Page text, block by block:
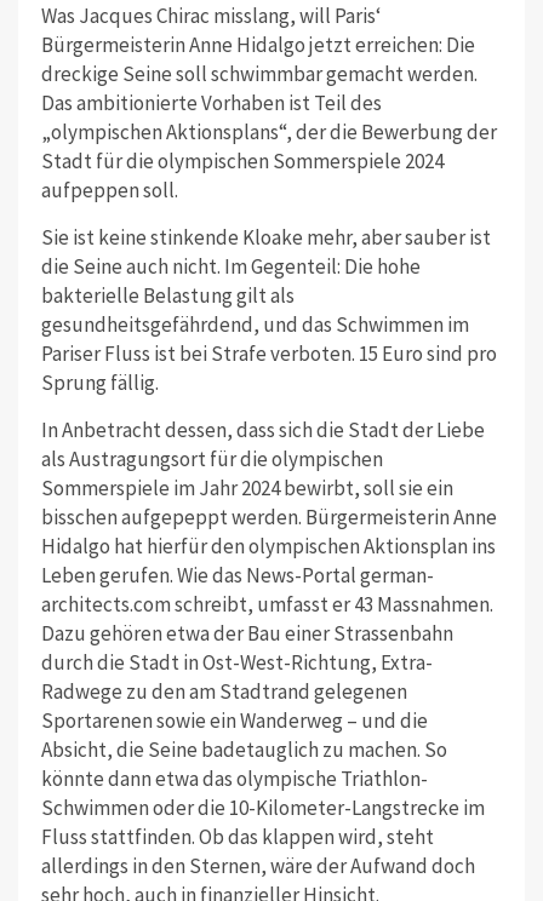
Was Jacques Chirac misslang, will Paris‘
Bürgermeisterin Anne Hidalgo jetzt erreichen: Die
dreckige Seine soll schwimmbar gemacht werden.
Das ambitionierte Vorhaben ist Teil des
„olympischen Aktionsplans“, der die Bewerbung der
Stadt für die olympischen Sommerspiele 2024
aufpeppen soll.
Sie ist keine stinkende Kloake mehr, aber sauber ist
die Seine auch nicht. Im Gegenteil: Die hohe
bakterielle Belastung gilt als
gesundheitsgefährdend, und das Schwimmen im
Pariser Fluss ist bei Strafe verboten. 15 Euro sind pro
Sprung fällig.
In Anbetracht dessen, dass sich die Stadt der Liebe
als Austragungsort für die olympischen
Sommerspiele im Jahr 2024 bewirbt, soll sie ein
bisschen aufgepeppt werden. Bürgermeisterin Anne
Hidalgo hat hierfür den olympischen Aktionsplan ins
Leben gerufen. Wie das News-Portal german-
architects.com schreibt, umfasst er 43 Massnahmen.
Dazu gehören etwa der Bau einer Strassenbahn
durch die Stadt in Ost-West-Richtung, Extra-
Radwege zu den am Stadtrand gelegenen
Sportarenen sowie ein Wanderweg – und die
Absicht, die Seine badetauglich zu machen. So
könnte dann etwa das olympische Triathlon-
Schwimmen oder die 10-Kilometer-Langstrecke im
Fluss stattfinden. Ob das klappen wird, steht
allerdings in den Sternen, wäre der Aufwand doch
sehr hoch, auch in finanzieller Hinsicht.